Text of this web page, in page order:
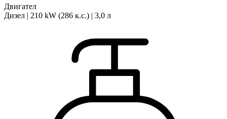
Двигател
Дизел | 210 kW (286 к.с.) | 3,0 л